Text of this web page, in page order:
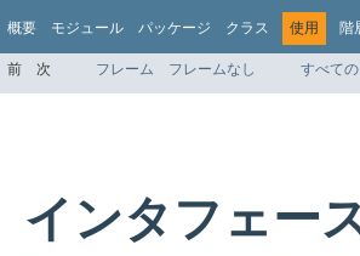
概要 モジュール パッケージ クラス 使用 階
前 次 フレーム フレームなし すべて
インタフェー